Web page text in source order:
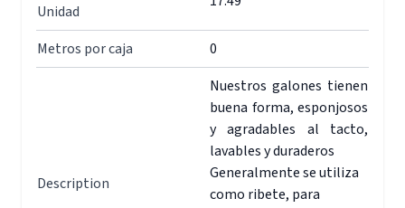
Unidad
Metros por caja 0
Description
Nuestros galones tienen
buena forma, esponjosos
y agradables al tacto,
lavables y duraderos
Generalmente se utiliza
como ribete, para